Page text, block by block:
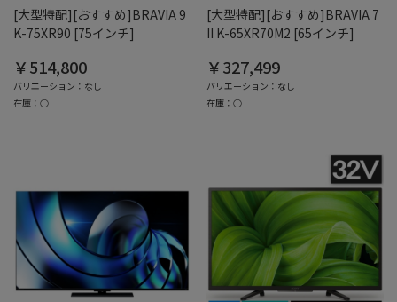
[大型特配][おすすめ]BRAVIA 9
K-75XR90 [75インチ]
￥514,800
バリエーション：なし
在庫：○
[大型特配][おすすめ]BRAVIA 7
II K-65XR70M2 [65インチ]
￥327,499
バリエーション：なし
在庫：○